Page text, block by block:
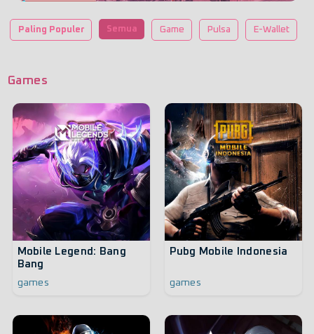
Paling Populer Semua Game Pulsa E-Wallet
Games
Mobile Legend: Bang
Bang
games
Pubg Mobile Indonesia
games